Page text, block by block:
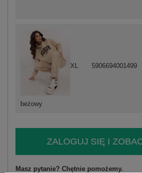
beżowy
XL 5906694001499
ZALOGUJ SIĘ I
Masz pytanie? Chętnie pomożemy.